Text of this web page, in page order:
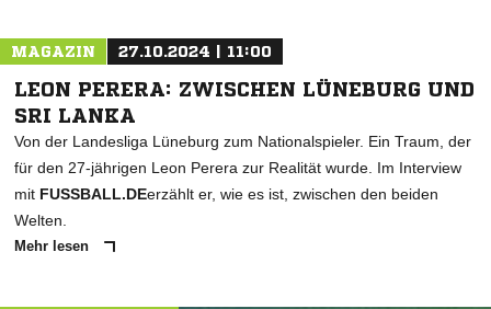
MAGAZIN 27.10.2024 | 11:00
LEON PERERA: ZWISCHEN LÜNEBURG UND
SRI LANKA
Von der Landesliga Lüneburg zum Nationalspieler. Ein Traum, der
für den 27-jährigen Leon Perera zur Realität wurde. Im Interview
mit FUSSBALL.DEerzählt er, wie es ist, zwischen den beiden
Welten.
Mehr lesen